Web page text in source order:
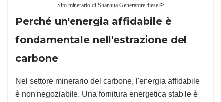
Sito minerario di Shanhua Generatore diesel>
Perché un'energia affidabile è
fondamentale nell'estrazione del
carbone
Nel settore minerario del carbone, l'energia affidabile
è non negoziabile. Una fornitura energetica stabile è